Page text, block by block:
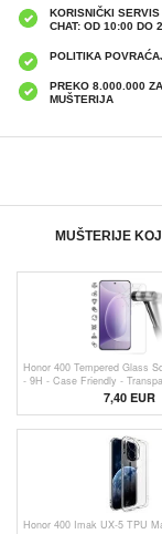
KORISNIČKI
CHAT: OD 10:00 DO
POLITIKA
PREKO 8.000.000
MUŠTERIJA
MUŠTERIJE
Honor 400 Tempered Glass
- 9H - Case Friendly -
7,40 EUR
Honor 400 Imak UX-5 TPU